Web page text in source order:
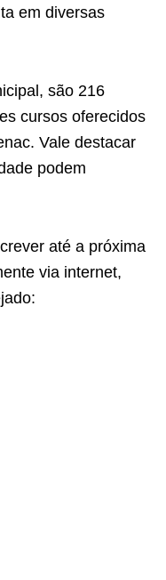
em diversas
são 216
cursos oferecidos
Vale destacar
podem
até a próxima
via internet,